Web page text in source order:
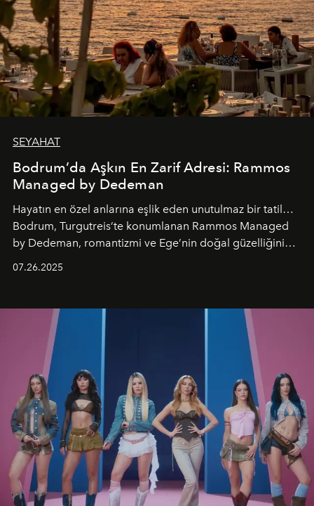
SEYAHAT
Bodrum’da Aşkın En Zarif Adresi: Rammos
Managed by Dedeman
Hayatın en özel anlarına eşlik eden unutulmaz bir tatil…
Bodrum, Turgutreis’te konumlanan Rammos Managed
by Dedeman, romantizmi ve Ege’nin doğal güzelliğini
07.26.2025